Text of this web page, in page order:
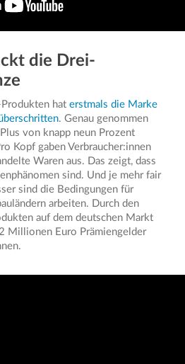
die Drei-
hat erstmals die Marke
. Genau genommen
von knapp neun Prozent
Kopf gaben Verbraucher:innen
Waren aus. Das zeigt, dass
sind. Und je mehr fair
sind die Bedingungen für
arbeiten. Durch den
auf dem deutschen Markt
Millionen Euro Prämiengelder